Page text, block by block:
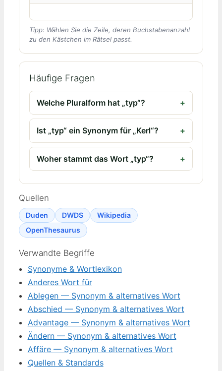
Tipp: Wählen Sie die Zeile, deren Buchstabenanzahl
zu den Kästchen im Rätsel passt.
Häufige Fragen
Welche Pluralform hat „typ“?
Ist „typ“ ein Synonym für „Kerl“?
Woher stammt das Wort „typ“?
Quellen
Duden DWDS
Wikipedia
OpenThesaurus
Verwandte Begriffe
Synonyme & Wortlexikon
Anderes Wort für
Ablegen — Synonym & alternatives Wort
Abschied — Synonym & alternatives Wort
Advantage — Synonym & alternatives Wort
Ändern — Synonym & alternatives Wort
Affäre — Synonym & alternatives Wort
Quellen & Standards